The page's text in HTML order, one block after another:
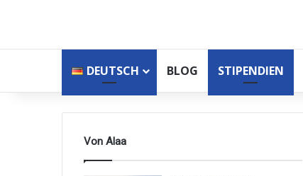
DEUTSCH BLOG STIPENDIEN
Von Alaa